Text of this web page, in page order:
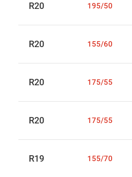
R20 195/50
R20 155/60
R20 175/55
R20 175/55
R19 155/70